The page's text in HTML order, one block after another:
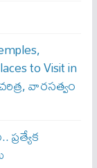
to Visit in
వారసత్వం